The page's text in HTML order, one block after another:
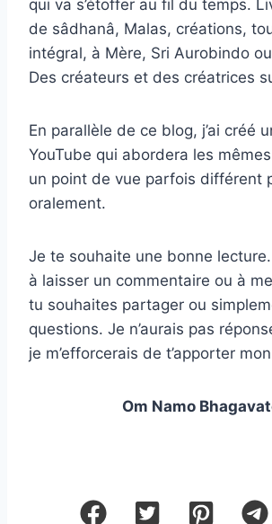
qui va s’étoffer au fil du temps.
de sâdhanâ, Malas, créations,
intégral, à Mère, Sri Aurobindo
Des créateurs et des créatrices
En parallèle de ce blog, j’ai créé
YouTube qui abordera les
un point de vue parfois différent
oralement.
Je te souhaite une bonne lecture.
à laisser un commentaire ou à
tu souhaites partager ou
questions. Je n’aurais pas
je m’efforcerais de t’apporter
Om Namo